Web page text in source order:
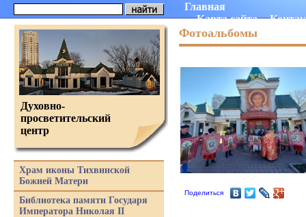
Главная
Карта сайта
Фотоальбомы
Поделиться
Духовно-
просветительский
центр
Храм иконы Тихвинской
Божией Матери
Библиотека памяти Государя
Императора Николая II